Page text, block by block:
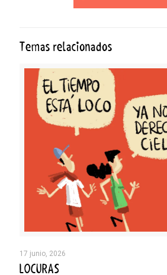
Temas relacionados
17 junio, 2026
LOCURAS